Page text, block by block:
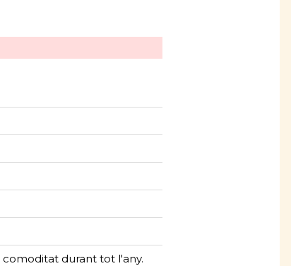
comoditat durant tot l'any.